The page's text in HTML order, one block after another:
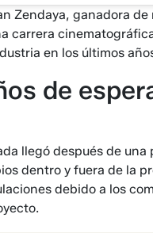
Zendaya, ganadora
carrera
en los últimos
de
llegó después de
dentro y fuera de la
debido a los